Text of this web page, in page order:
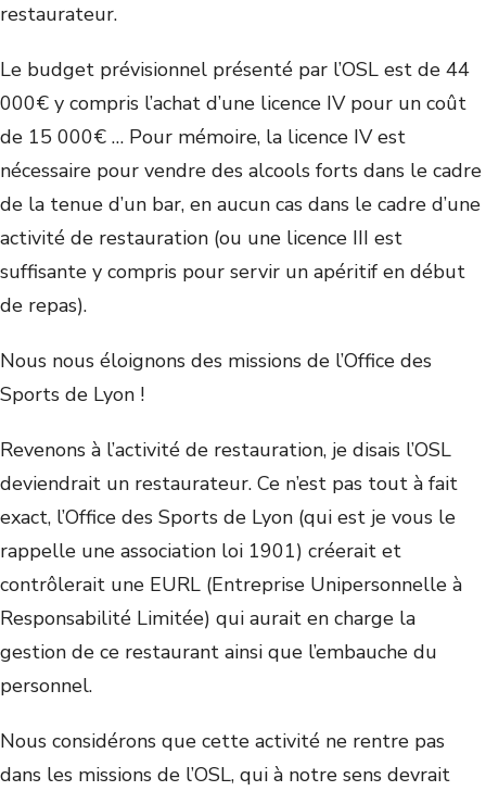
restaurateur.
Le budget prévisionnel présenté par l’OSL est de 44
000€ y compris l’achat d’une licence IV pour un coût
de 15 000€ … Pour mémoire, la licence IV est
nécessaire pour vendre des alcools forts dans le cadre
de la tenue d’un bar, en aucun cas dans le cadre d’une
activité de restauration (ou une licence III est
suffisante y compris pour servir un apéritif en début
de repas).
Nous nous éloignons des missions de l’Office des
Sports de Lyon !
Revenons à l’activité de restauration, je disais l’OSL
deviendrait un restaurateur. Ce n’est pas tout à fait
exact, l’Office des Sports de Lyon (qui est je vous le
rappelle une association loi 1901) créerait et
contrôlerait une EURL (Entreprise Unipersonnelle à
Responsabilité Limitée) qui aurait en charge la
gestion de ce restaurant ainsi que l’embauche du
personnel.
Nous considérons que cette activité ne rentre pas
dans les missions de l’OSL, qui à notre sens devrait